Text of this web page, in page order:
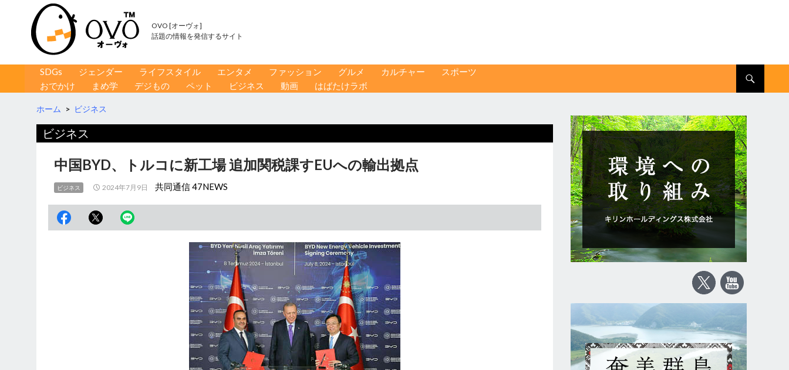
OVO [オーヴォ]
話題の情報を発信するサイト
コンテンツへ移動
SDGs ジェンダー ライフスタイル エンタメ ファッション グルメ カルチャー
スポーツ
おでかけ
まめ学 デジもの ペット ビジネス 動画 はばたけラボ
ホーム > ビジネス
ビジネス
中国BYD、トルコに新工場 追加関税課すEUへの輸出拠点
ビジネス 2024年7月9日 共同通信 47NEWS